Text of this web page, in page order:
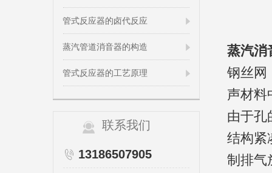
管式反应器的卤代反应
蒸汽管道消音器的构造
管式反应器的工艺原理
联系我们
13186507905
蒸汽消
钢丝网
声材料
由于孔
结构紧
制排气